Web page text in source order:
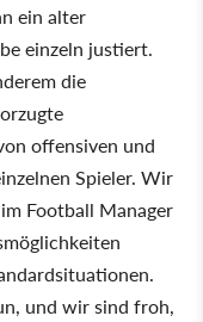
ein alter
einzeln justiert.
die
offensiven und
Spieler. Wir
Football Manager
und wir sind froh,